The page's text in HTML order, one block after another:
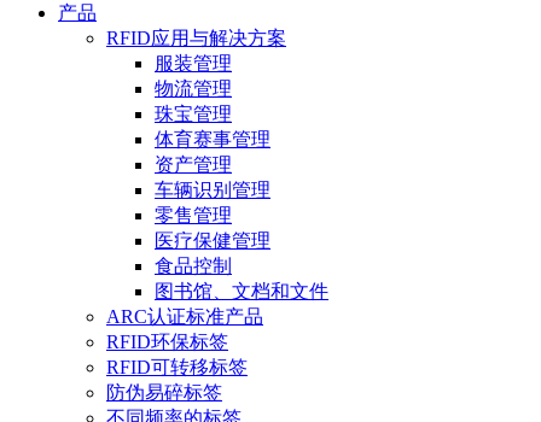
产品
RFID应用与解决方案
服装管理
物流管理
珠宝管理
体育赛事管理
资产管理
车辆识别管理
零售管理
医疗保健管理
食品控制
图书馆、文档和文件
ARC认证标准产品
RFID环保标签
RFID可转移标签
防伪易碎标签
不同频率的标签